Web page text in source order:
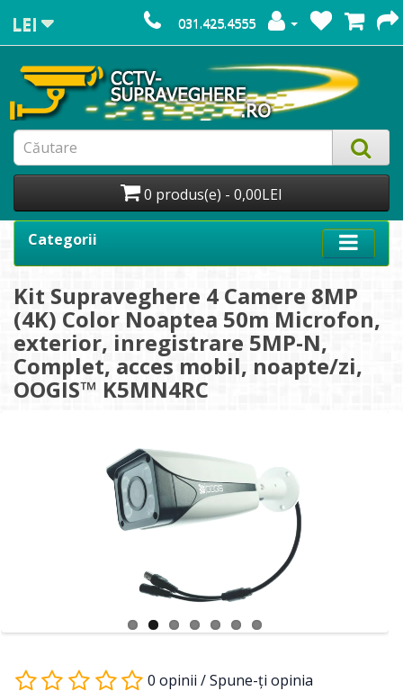
LEI 031.425.4555
0 produs(e) - 0,00LEI
Categorii
Kit Supraveghere 4 Camere 8MP
(4K) Color Noaptea 50m Microfon,
exterior, inregistrare 5MP-N,
Complet, acces mobil, noapte/zi,
OOGIS™ K5MN4RC
0 opinii /Spune-ţi opinia